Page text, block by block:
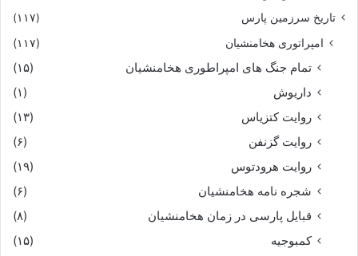
تاریخ سرزمین پارس (۱۱۷)
امپراتوری هخامنشیان (۱۱۷)
تمام جنگ های امپراطوری هخامنشیان
(۱۵)
داریوش
(۱)
روایت کتزیاس
(۱۳)
روایت گزنفن
(۶)
روایت هرودتوس
(۱۹)
شجره نامه هخامنشیان
(۶)
قبایل پارسی در زمان هخامنشیان
(۸)
کمبوجیه
(۱۵)